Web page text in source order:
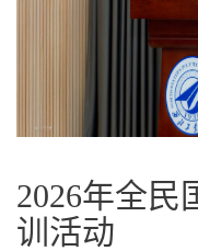
2026年全民
训活动